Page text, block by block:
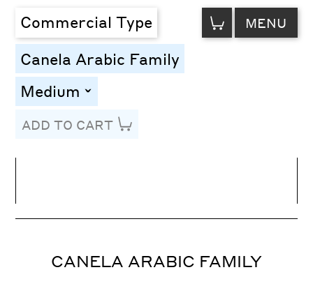
Commercial Type VIEW
CART MENU
Canela Arabic Family
Medium toggle
ADD TO CART
Letter Spacing
CANELA ARABIC FAMILY